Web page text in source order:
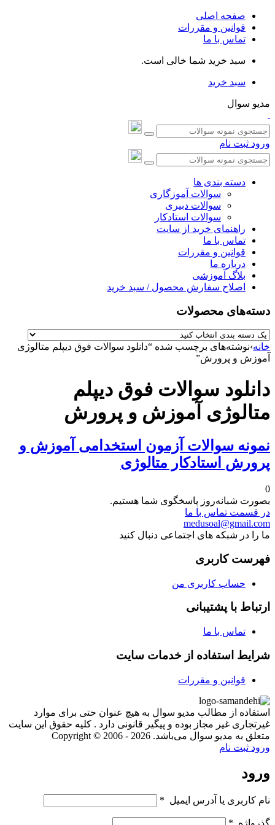
صفحه اصلی
قوانین و مقررات
تماس با ما
سبد خرید شما خالی است.
سبد خرید
مدیو سوال
ورود ثبت نام
دسته بندی ها
سوالات آموزگاری
سوالات دبیری
سوالات استادکار
راهنمای خرید از سایت
تماس با ما
قوانین و مقررات
درباره ما
بلاگ آموزشی
اصلاح سفارش محصول / سبد خرید
دسته‌های محصولات
خانه›نوشته‌های برچسب شده “دانلود سوالات فوق دیپلم متالوژی
آموزش و پرورش”
دانلود سوالات فوق دیپلم
متالوژی آموزش و پرورش
نمونه سوالات آزمون استخدامی آموزش و
پرورش استادکار متالوژی
0
بصورت شبانه‌روز پاسخگوی شما هستیم.
در قسمت تماس با ما
medusoal@gmail.com
ما را در شبکه های اجتماعی دنبال کنید
فهرست کاربری
حساب کاربری من
ارتباط با پشتیبانی
تماس با ما
شرایط استفاده از خدمات سایت
قوانین و مقررات
استفاده از مطالب مدیو سوال به هیچ عنوان حتی برای موارد
غیرتجاری غیر مجاز بوده و پیگیر قانونی دارد . کلیه حقوق این سایت
متعلق به مدیو سوال می‌باشد. Copyright © 2006 - 2026
ورود ثبت نام
ورود
نام کاربری یا آدرس ایمیل *